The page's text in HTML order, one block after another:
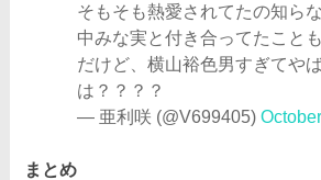
そもそも熱愛されてたの知ら
中みな実と付き合ってたこと
だけど、横山裕色男すぎてや
は？？？？
— 亜利咲 (@V699405)
まとめ